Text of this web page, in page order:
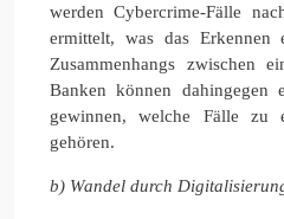
werden Cybercrime-Fälle
ermittelt, was das Erkennen
Zusammenhangs zwischen
Banken können dahingegen
gewinnen, welche Fälle zu
gehören.
b) Wandel durch